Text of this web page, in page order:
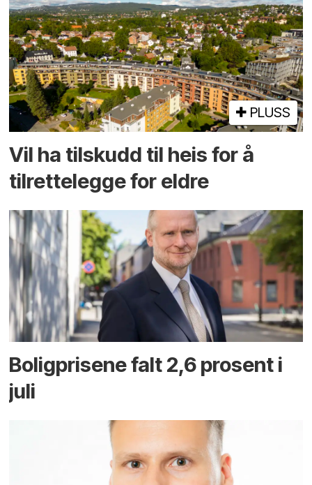
PLUSS
Vil ha tilskudd til heis for å
tilrettelegge for eldre
Boligprisene falt 2,6 prosent i
juli